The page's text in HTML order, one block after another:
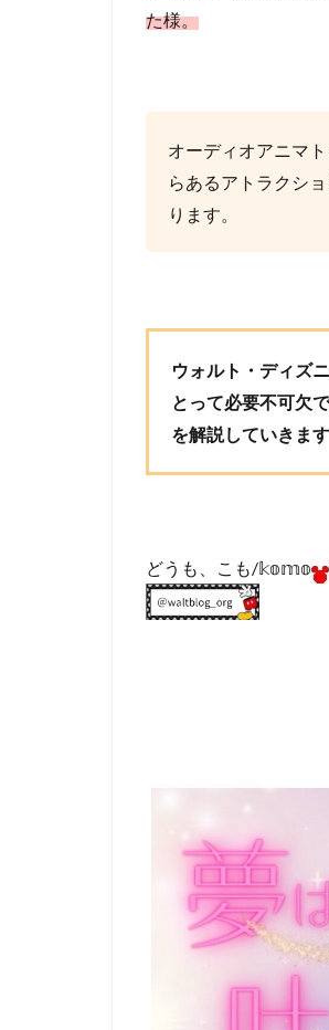
た様。
オーディオアニマ
らあるアトラクシ
ります。
ウォルト・ディズ
とって必要不可欠
を解説していきます
どうも、こも/𝕜𝕠𝕞𝕠